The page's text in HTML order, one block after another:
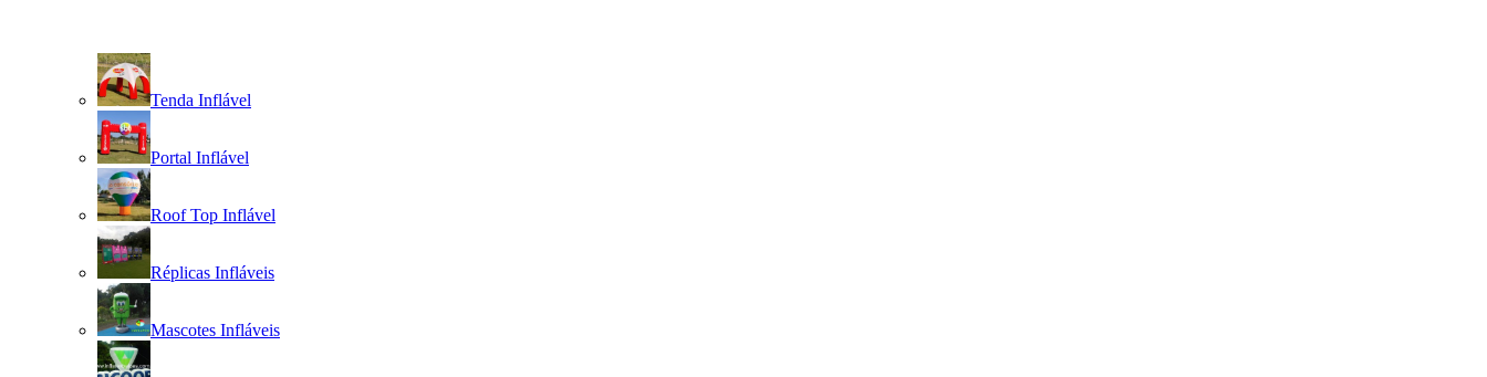
Tenda Inflável
Portal Inflável
Roof Top Inflável
Réplicas Infláveis
Mascotes Infláveis